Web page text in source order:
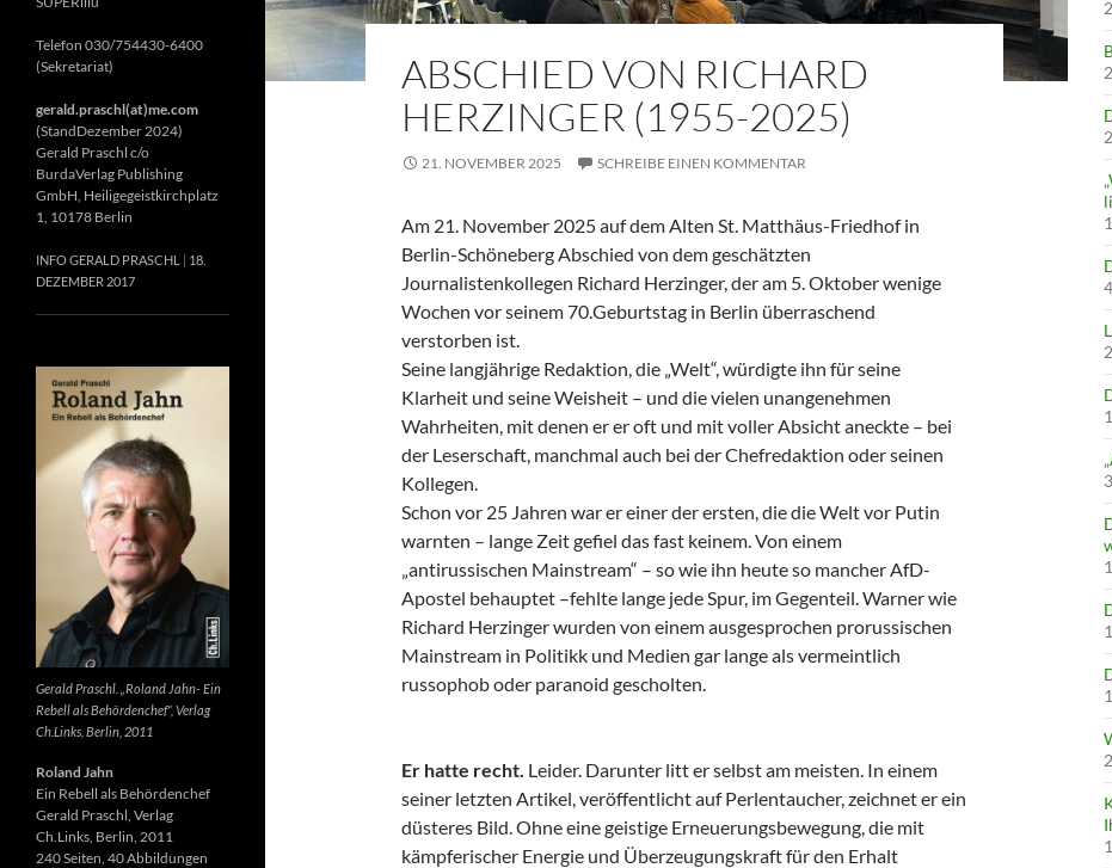
ABSCHIED VON RICHARD
HERZINGER (1955-2025)
21. NOVEMBER 2025 SCHREIBE EINEN KOMMENTAR
Am 21. November 2025 auf dem Alten St. Matthäus-Friedhof in
Berlin-Schöneberg Abschied von dem geschätzten
Journalistenkollegen Richard Herzinger, der am 5. Oktober wenige
Wochen vor seinem 70.Geburtstag in Berlin überraschend
verstorben ist.
Seine langjährige Redaktion, die „Welt“, würdigte ihn für seine
Klarheit und seine Weisheit – und die vielen unangenehmen
Wahrheiten, mit denen er er oft und mit voller Absicht aneckte – bei
der Leserschaft, manchmal auch bei der Chefredaktion oder seinen
Kollegen.
Schon vor 25 Jahren war er einer der ersten, die die Welt vor Putin
warnten – lange Zeit gefiel das fast keinem. Von einem
„antirussischen Mainstream“ – so wie ihn heute so mancher AfD-
Apostel behauptet –fehlte lange jede Spur, im Gegenteil. Warner wie
Richard Herzinger wurden von einem ausgesprochen prorussischen
Mainstream in Politikk und Medien gar lange als vermeintlich
russophob oder paranoid gescholten.
Er hatte recht. Leider. Darunter litt er selbst am meisten. In einem
seiner letzten Artikel, veröffentlicht auf Perlentaucher, zeichnet er ein
düsteres Bild. Ohne eine geistige Erneuerungsbewegung, die mit
kämpferischer Energie und Überzeugungskraft für den Erhalt
Telefon 030/754430-6400
(Sekretariat)
gerald.praschl(at)me.com
(StandDezember 2024)
Gerald Praschl c/o
BurdaVerlag Publishing
GmbH, Heiligegeistkirchplatz
1, 10178 Berlin
INFO GERALD PRASCHL
18.
DEZEMBER 2017
Gerald Praschl. „Roland Jahn- Ein
Rebell als Behördenchef“, Verlag
Ch.Links, Berlin, 2011
Roland Jahn
Ein Rebell als Behördenchef
Gerald Praschl, Verlag
Ch.Links, Berlin, 2011
240 Seiten, 40 Abbildungen